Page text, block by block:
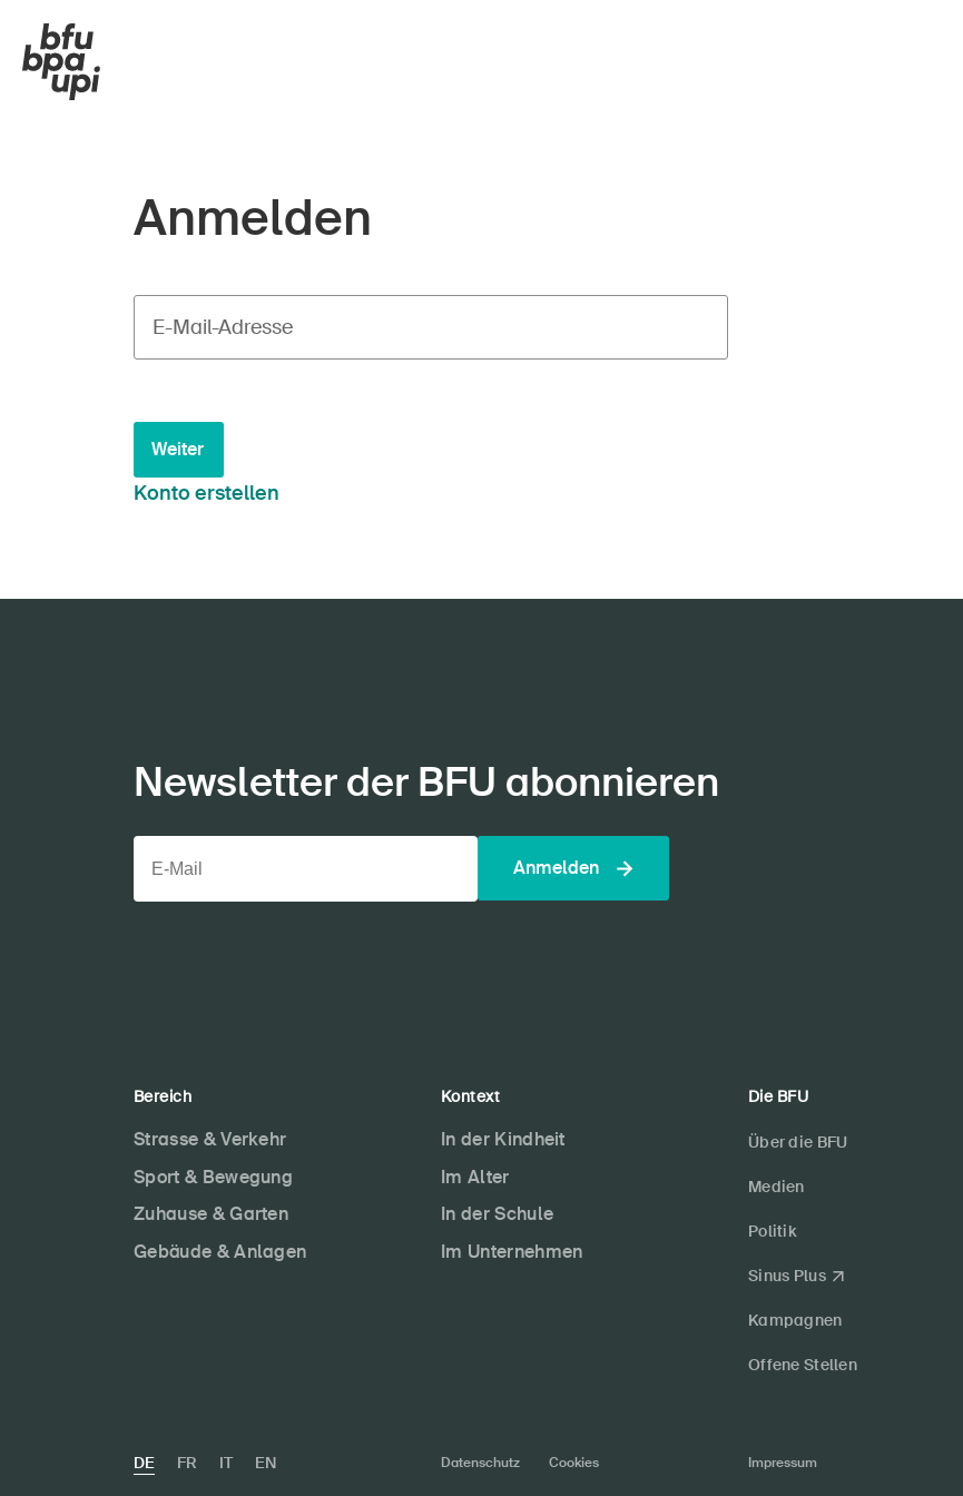
Anmelden
E-Mail-Adresse
Weiter
Konto erstellen
Newsletter der BFU abonnieren
Anmelden
Bereich
Strasse & Verkehr
Sport & Bewegung
Zuhause & Garten
Gebäude & Anlagen
Kontext
In der Kindheit
Im Alter
In der Schule
Im Unternehmen
Die BFU
Über die BFU
Medien
Politik
Sinus Plus
Kampagnen
Offene Stellen
DE FR IT EN Datenschutz Cookies Impressum